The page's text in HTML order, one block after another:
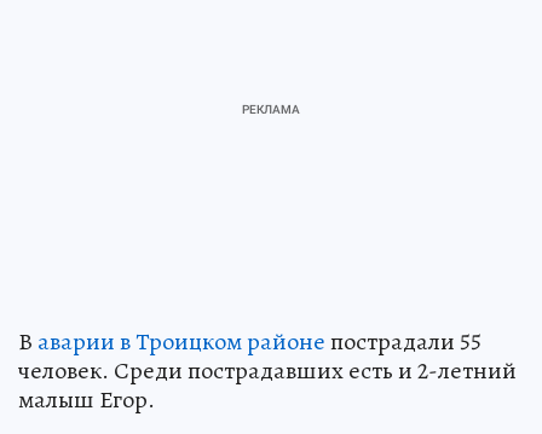
В аварии в Троицком районепострадали 55
человек. Среди пострадавших есть и 2-летний
малыш Егор.